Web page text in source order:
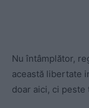
Nu întâmplător,
această libertate
doar aici, ci peste